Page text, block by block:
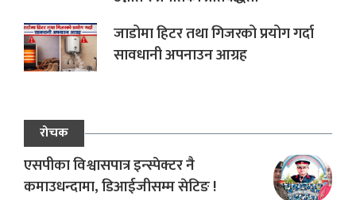
जाडोमा हिटर तथा गिजरको प्रयोग गर्दा
सावधानी अपनाउन आग्रह
रोचक
एसपीका विश्वासपात्र इन्स्पेक्टर नै
कमाउधन्दामा, डिआईजीसम्म सेटिङ !